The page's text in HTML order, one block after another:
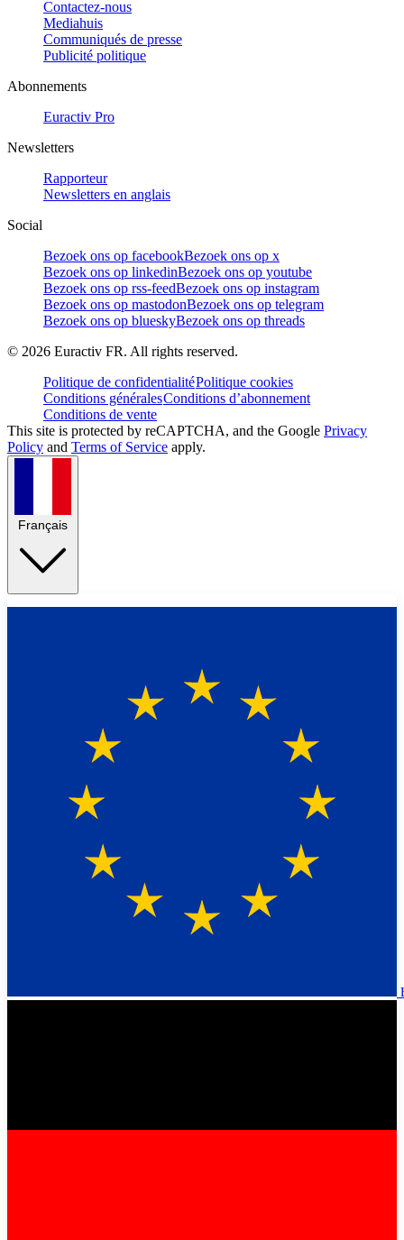
Contactez-nous
Mediahuis
Communiqués de presse
Publicité politique
Abonnements
Euractiv Pro
Newsletters
Rapporteur
Newsletters en anglais
Social
Bezoek ons op facebookBezoek ons op x
Bezoek ons op linkedinBezoek ons op youtube
Bezoek ons op rss-feedBezoek ons op instagram
Bezoek ons op mastodonBezoek ons op telegram
Bezoek ons op blueskyBezoek ons op threads
© 2026 Euractiv FR. All rights reserved.
Politique de confidentialitéPolitique cookies
Conditions généralesConditions d’abonnement
Conditions de vente
This site is protected by reCAPTCHA, and the Google Privacy
Policy and Terms of Service apply.
Français